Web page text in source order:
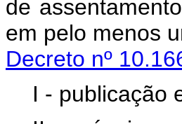
de
em pelo
Decreto nº
I - publicação